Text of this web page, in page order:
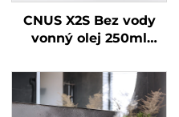
CNUS X2S Bez vody
vonný olej 250ml
Difuzér Stroj Domácí
osvěžovač vzduchu
Aroma difuzér